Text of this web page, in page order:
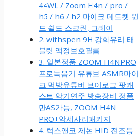
44WL / Zoom H4n / pro /
h5 / h6 / h2 마이크 데드켓 윈
드 쉴드 스크린, 그레이
2. withspen 9H 강화유리 태
블릿 액정보호필름
3. 일본정품 ZOOM H4NPRO
프로녹음기 유튜브 ASMR마이
크 먹방유튜버 브이로그 팟캐
스트 악기연주 방송장비 정품
만AS가능, ZOOM H4N
PRO+악세사리패키지
4. 럭스앤코 제논 HID 전조등